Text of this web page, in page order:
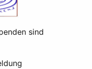
sind